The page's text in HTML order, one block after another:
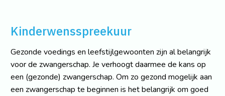
Kinderwensspreekuur
Gezonde voedings en leefstijlgewoonten zijn al belangrijk
voor de zwangerschap. Je verhoogt daarmee de kans op
een (gezonde) zwangerschap. Om zo gezond mogelijk aan
een zwangerschap te beginnen is het belangrijk om goed